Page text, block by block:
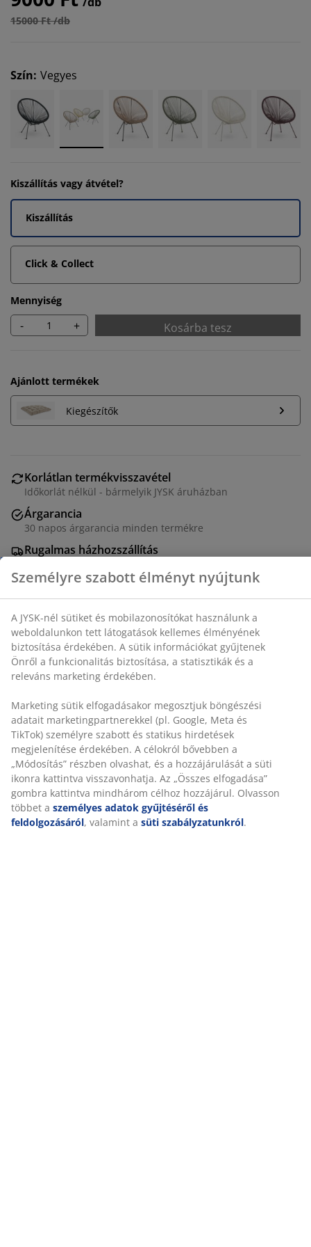
15000 Ft /db
Szín: Vegyes
Kiszállítás vagy átvétel?
Kiszállítás
Click & Collect
Mennyiség
- + Kosárba tesz
Ajánlott termékek
Kiegészítők
Korlátlan termékvisszavétel
Időkorlát nélkül - bármelyik JYSK áruházban
Árgarancia
30 napos árgarancia minden termékre
Rugalmas házhozszállítás
Kerti szék acélból és polyrattanból. SZ72 x MA83 x MÉ80
cm
SKU: 3725025
Összeszerelési útmutató
Részletes Adatok
Értékelések
Személyre szabott élményt nyújtunk
A JYSK-nél sütiket és mobilazonosítókat használunk a
Önről a funkcionalitás biztosítása, a statisztikák és a
releváns marketing érdekében.
Marketing sütik elfogadásakor megosztjuk böngészési
adatait marketingpartnerekkel (pl. Google, Meta és
megjelenítése érdekében. A célokról bővebben a
„Módosítás” részben olvashat, és a hozzájárulását a
süti ikonra kattintva visszavonhatja. Az „Összes
elfogadása” gombra kattintva mindhárom célhoz
hozzájárul. Olvasson többet a személyes adatok
gyűjtéséről és feldolgozásáról, valamint a süti
szabályzatunkról .